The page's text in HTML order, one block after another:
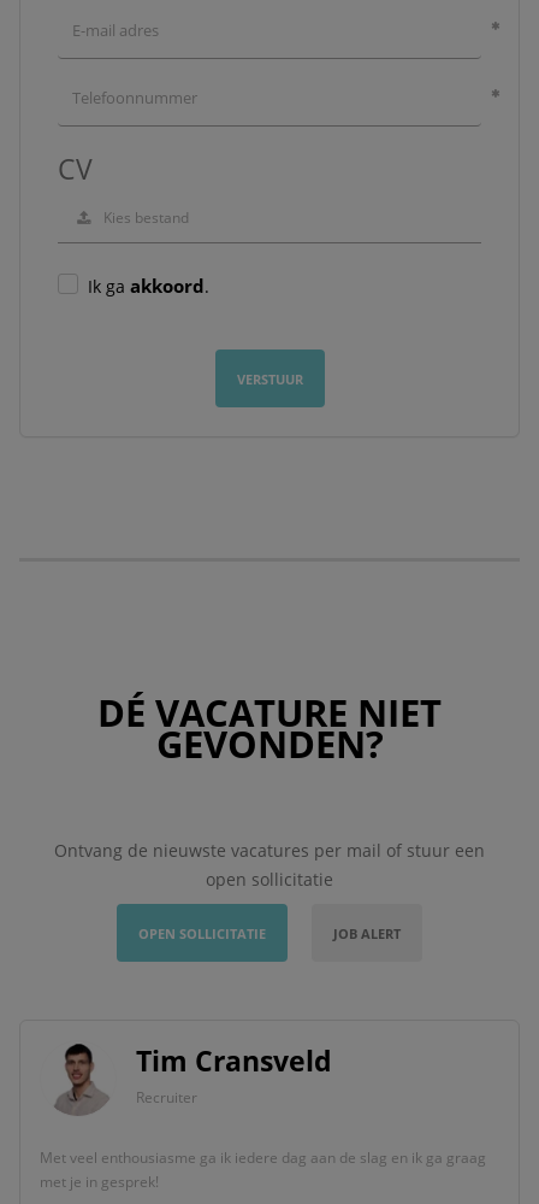
CV
Kies bestand
Ik ga akkoord.
VERSTUUR
DÉ VACATURE NIET
GEVONDEN?
Ontvang de nieuwste vacatures per mail of stuur een
open sollicitatie
OPEN SOLLICITATIE JOB ALERT
Tim Cransveld
Recruiter
Met veel enthousiasme ga ik iedere dag aan de slag en ik ga graag
met je in gesprek!